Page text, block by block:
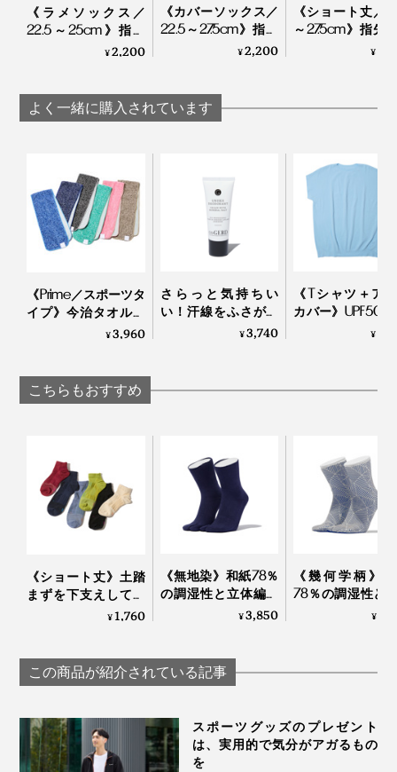
汗をいっぱいかいたら、もちろん、洗濯機洗いOK。ふ
つうのコットン靴下と同じ感覚ではいてください。
長時間走っても、シューズを履きっぱなしでも、足をず
っと気持ちよく包んでくれる『AMIGAMI』で、涼しい
激しく動くスポーツ全般におすすめです。
《ラメソックス／
22.5～25cm》指先
のサラサラが続く！
AMIGAMI
¥2,200
《カバーソックス／
22.5～27.5cm》指先
のサラサラが続く！
AMIGAMI
¥2,200
《ショート丈／
～27.5cm》指先
ラサラが続く！
¥
よく一緒に購入されています
《Prime／スポーツタ
イプ》今治タオルと
冷感生地のハイブリ
¥3,960
さらっと気持ちい
い！汗線をふさがず
細菌の繁殖を抑える
¥3,740
《Tシャツ＋ア
カバー》UPF50+
い目なしで動き
¥
こちらもおすすめ
《ショート丈》土踏
まずを下支えして、
足底筋をサポートす
レッグ
¥1,760
《無地染》和紙78％
の調湿性と立体編み
のフィット感で、長
ス」｜WASI WASI
¥3,850
《幾何学柄》
78％の調湿性と
編みのフィッ
¥
この商品が紹介されている記事
スポーツグッズのプレゼント
は、実用的で気分がアガるもの
を